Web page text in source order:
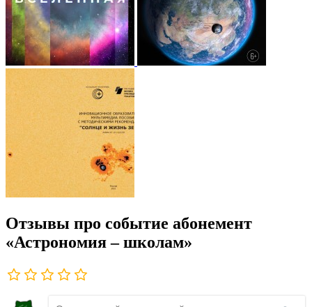
Отзывы про событие абонемент
«Астрономия – школам»